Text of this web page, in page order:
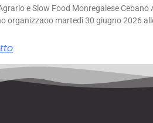
e Slow Food Monregalese Cebano
organizzaoo martedì 30 giugno 2026